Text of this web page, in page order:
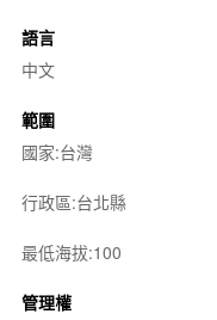
語言
中文
範圍
國家:台灣
行政區:台北縣
最低海拔:100
管理權